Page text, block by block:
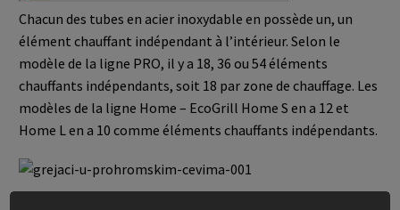
Chacun des tubes en acier inoxydable en possède un, un
élément chauffant indépendant à l’intérieur. Selon le
modèle de la ligne PRO, il y a 18, 36 ou 54 éléments
chauffants indépendants, soit 18 par zone de chauffage. Les
modèles de la ligne Home – EcoGrill Home S en a 12 et
Home L en a 10 comme éléments chauffants indépendants.